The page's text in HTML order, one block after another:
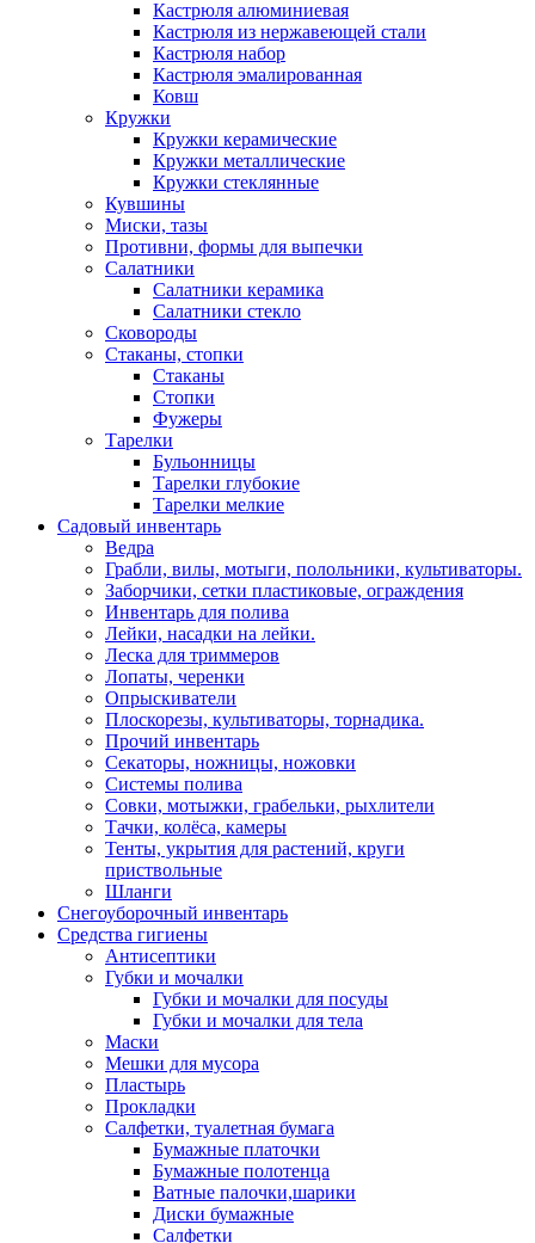
Кастрюля алюминиевая
Кастрюля из нержавеющей стали
Кастрюля набор
Кастрюля эмалированная
Ковш
Кружки
Кружки керамические
Кружки металлические
Кружки стеклянные
Кувшины
Миски, тазы
Противни, формы для выпечки
Салатники
Салатники керамика
Салатники стекло
Сковороды
Стаканы, стопки
Стаканы
Стопки
Фужеры
Тарелки
Бульонницы
Тарелки глубокие
Тарелки мелкие
Садовый инвентарь
Ведра
Грабли, вилы, мотыги, полольники, культиваторы.
Заборчики, сетки пластиковые, ограждения
Инвентарь для полива
Лейки, насадки на лейки.
Леска для триммеров
Лопаты, черенки
Опрыскиватели
Плоскорезы, культиваторы, торнадика.
Прочий инвентарь
Секаторы, ножницы, ножовки
Системы полива
Совки, мотыжки, грабельки, рыхлители
Тачки, колёса, камеры
Тенты, укрытия для растений, круги
приствольные
Шланги
Снегоуборочный инвентарь
Средства гигиены
Антисептики
Губки и мочалки
Губки и мочалки для посуды
Губки и мочалки для тела
Маски
Мешки для мусора
Пластырь
Прокладки
Салфетки, туалетная бумага
Бумажные платочки
Бумажные полотенца
Ватные палочки,шарики
Диски бумажные
Салфетки